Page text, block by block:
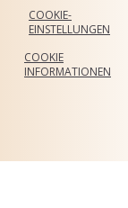
COOKIE-
EINSTELLUNGEN
COOKIE
INFORMATIONEN